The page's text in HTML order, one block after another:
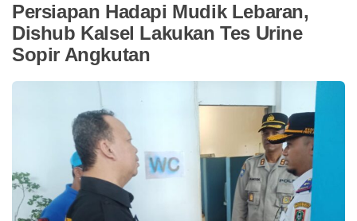
Persiapan Hadapi Mudik Lebaran,
Dishub Kalsel Lakukan Tes Urine
Sopir Angkutan